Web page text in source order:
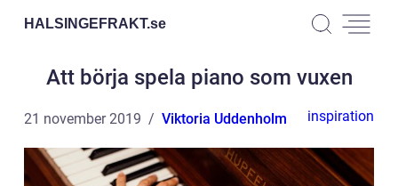
HALSINGEFRAKT.se
Att börja spela piano som vuxen
21 november 2019 Viktoria Uddenholm inspiration